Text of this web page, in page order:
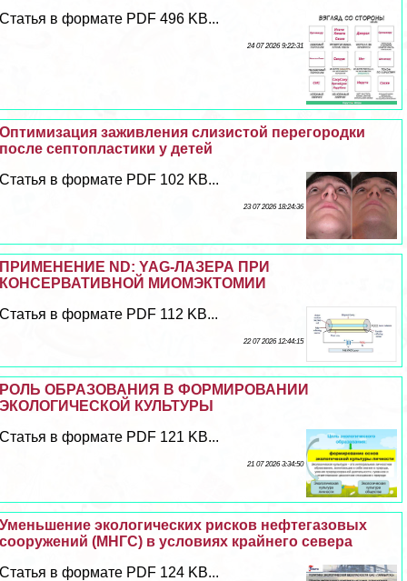
Статья в формате PDF 496 KB...
24 07 2026 9:22:31
Оптимизация заживления слизистой перегородки
после септопластики у детей
Статья в формате PDF 102 KB...
23 07 2026 18:24:36
ПРИМЕНЕНИЕ ND: YAG-ЛАЗЕРА ПРИ
КОНСЕРВАТИВНОЙ МИОМЭКТОМИИ
Статья в формате PDF 112 KB...
22 07 2026 12:44:15
РОЛЬ ОБРАЗОВАНИЯ В ФОРМИРОВАНИИ
ЭКОЛОГИЧЕСКОЙ КУЛЬТУРЫ
Статья в формате PDF 121 KB...
21 07 2026 3:34:50
Уменьшение экологических рисков нефтегазовых
сооружений (МНГС) в условиях крайнего севера
Статья в формате PDF 124 KB...